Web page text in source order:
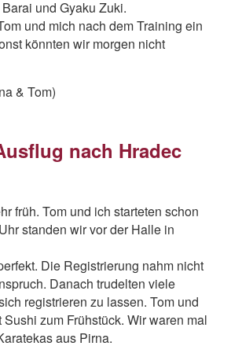
und Gyaku Zuki.
und mich nach dem Training ein
könnten wir morgen nicht
& Tom)
nach Hradec
früh. Tom und ich starteten schon
standen wir vor der Halle in
Die Registrierung nahm nicht
Danach trudelten viele
registrieren zu lassen. Tom und
zum Frühstück. Wir waren mal
aus Pirna.